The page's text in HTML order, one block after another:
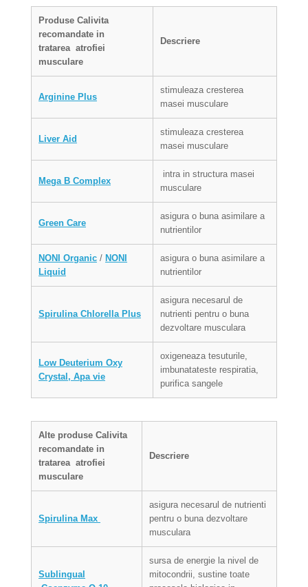
Produse Calivita
recomandate in
tratarea atrofiei
musculare
Descriere
Arginine Plus
stimuleaza cresterea
masei musculare
Liver Aid
stimuleaza cresterea
masei musculare
Mega B Complex
intra in structura masei
musculare
Green Care
asigura o buna asimilare a
nutrientilor
NONI Organic / NONI
Liquid
asigura o buna asimilare a
nutrientilor
Spirulina Chlorella Plus
asigura necesarul de
nutrienti pentru o buna
dezvoltare musculara
Low Deuterium Oxy
Crystal, Apa vie
oxigeneaza tesuturile,
imbunatateste respiratia,
purifica sangele
Alte produse Calivita
recomandate in
tratarea atrofiei
musculare
Descriere
Spirulina Max
asigura necesarul de nutrienti
pentru o buna dezvoltare
musculara
Sublingual
sursa de energie la nivel de
mitocondrii, sustine toate